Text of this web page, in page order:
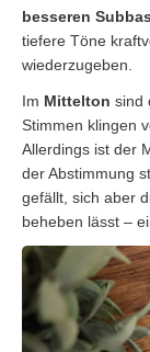
besseren
tiefere Töne
wiederzugeben.
Im Mittelton sind
Stimmen klingen
Allerdings ist der
der Abstimmung
gefällt, sich aber
beheben lässt –